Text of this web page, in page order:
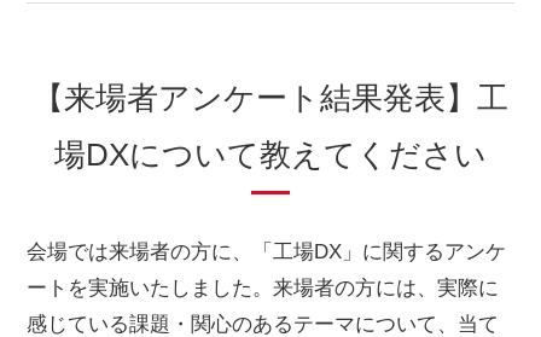
【来場者アンケート結果発表】工
場DXについて教えてください
会場では来場者の方に、「工場DX」に関するアンケ
ートを実施いたしました。来場者の方には、実際に
感じている課題・関心のあるテーマについて、当て